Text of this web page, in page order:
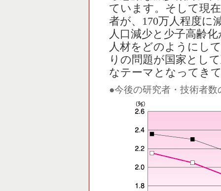
ています。そして現
者が、170万人程度に
人口減少と少子高齢
人材をどのようにし
りの問題が国家とし
なテーマとなってき
●今後の研究者・技術者数